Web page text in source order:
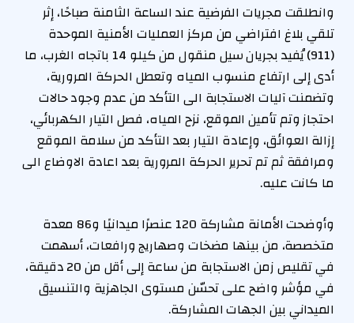
وانطلقت مجريات الفرضية عند الساعة الثامنة صباحًا، إثر
تلقي بلاغ افتراضي من مركز العمليات الأمنية الموحدة
(911) يُفيد بجريان سيل منقول من كيلو 14 باتجاه الغرب، ما
أدى إلى ارتفاع منسوب المياه وتعطل الحركة المرورية،
وتضمنت آليات الاستجابة الى التأكد من عدم وجود حالات
احتجاز وتم تأمين الموقع، نزح المياه، فصل التيار الكهربائي،
إزالة العوائق، وإعادة التيار بعد التأكد من سلامة الموقع
ومرافقة ثم تم تحرير الحركة المرورية بعد اعادة الاوضاع الى
ما كانت عليه.
وأوضحت الأمانة مشاركة 120 عنصرًا ميدانيًا و86 معدة
متخصصة، من بينها مضخات وصهاريج ورافعات، أسهمت
في تقليص زمن الاستجابة من ساعة إلى أقل من 20 دقيقة،
في مؤشر واضح على تحسّن مستوى الجاهزية والتنسيق
الميداني بين الجهات المشاركة.